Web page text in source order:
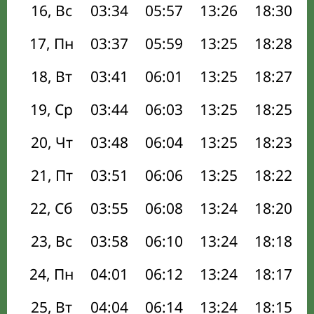
16, Вс
03:34 05:57 13:26 18:30
17, Пн
03:37 05:59 13:25 18:28
18, Вт
03:41 06:01 13:25 18:27
19, Ср
03:44 06:03 13:25 18:25
20, Чт
03:48 06:04 13:25 18:23
21, Пт
03:51 06:06 13:25 18:22
22, Сб
03:55 06:08 13:24 18:20
23, Вс
03:58 06:10 13:24 18:18
24, Пн
04:01 06:12 13:24 18:17
25, Вт
04:04 06:14 13:24 18:15